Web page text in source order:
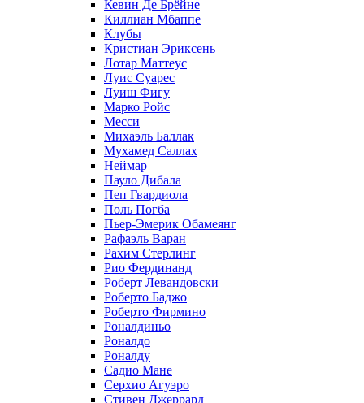
Кевин Де Брёйне
Киллиан Мбаппе
Клубы
Кристиан Эриксень
Лотар Маттеус
Луис Суарес
Луиш Фигу
Марко Ройс
Месси
Михаэль Баллак
Мухамед Саллах
Неймар
Пауло Дибала
Пеп Гвардиола
Поль Погба
Пьер-Эмерик Обамеянг
Рафаэль Варан
Рахим Стерлинг
Рио Фердинанд
Роберт Левандовски
Роберто Баджо
Роберто Фирмино
Роналдиньо
Роналдо
Роналду
Садио Мане
Серхио Агуэро
Стивен Джеррард